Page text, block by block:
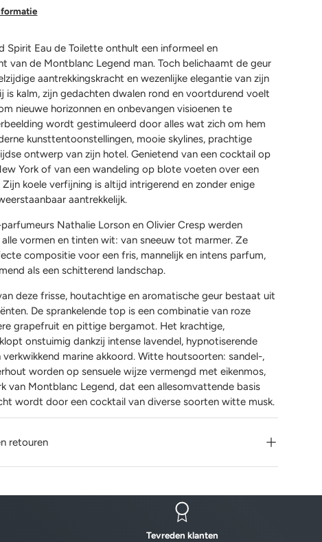
Spirit Eau de Toilette onthult een informeel en
van de Montblanc Legend man. Toch belichaamt de geur
aantrekkingskracht en wezenlijke elegantie van zijn
is kalm, zijn gedachten dwalen rond en voortdurend voelt
nieuwe horizonnen en onbevangen visioenen te
wordt gestimuleerd door alles wat zich om hem
kunsttentoonstellingen, mooie skylines, prachtige
ontwerp van zijn hotel. Genietend van een cocktail op
York of van een wandeling op blote voeten over een
Zijn koele verfijning is altijd intrigerend en zonder enige
aantrekkelijk.
Nathalie Lorson en Olivier Cresp werden
vormen en tinten wit: van sneeuw tot marmer. Ze
compositie voor een fris, mannelijk en intens parfum,
als een schitterend landschap.
deze frisse, houtachtige en aromatische geur bestaat uit
De sprankelende top is een combinatie van roze
grapefruit en pittige bergamot. Het krachtige,
onstuimig dankzij intense lavendel, hypnotiserende
verkwikkend marine akkoord. Witte houtsoorten: sandel-,
worden op sensuele wijze vermengd met eikenmos,
van Montblanc Legend, dat een allesomvattende basis
wordt door een cocktail van diverse soorten witte musk.
retouren
Tevreden klanten